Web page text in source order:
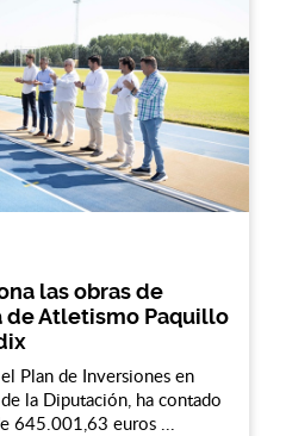
las obras de
de Atletismo Paquillo
Plan de Inversiones en
la Diputación, ha contado
645.001,63 euros ...